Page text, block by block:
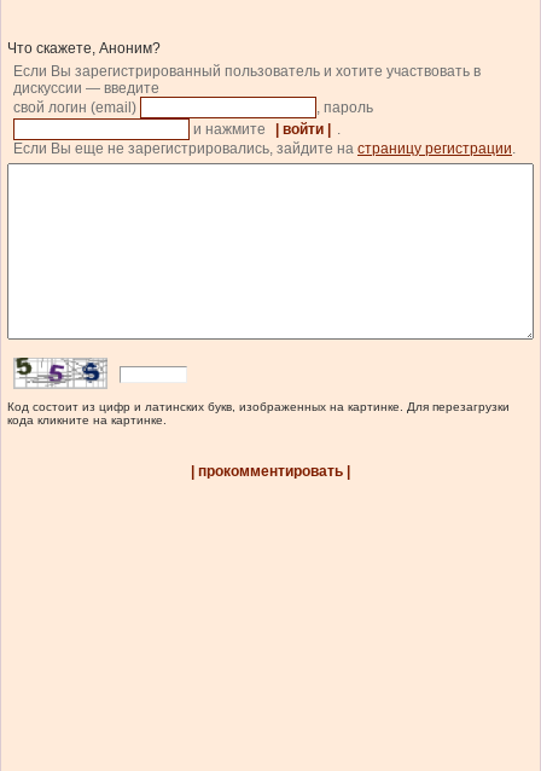
Что скажете, Аноним?
Если Вы зарегистрированный пользователь и хотите участвовать в
дискуссии — введите
свой логин (email)
, пароль
и нажмите
| войти |
.
Если Вы еще не зарегистрировались, зайдите на страницу регистрации.
Код состоит из цифр и латинских букв, изображенных на картинке. Для перезагрузки
кода кликните на картинке.
| прокомментировать |